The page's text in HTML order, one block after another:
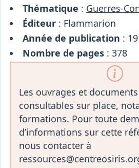
Thématique : Guerres-
Éditeur: Flammarion
Année de publication :
Nombre de pages: 378
Les ouvrages et
consultables sur place,
formations. Pour toute
d’informations sur cette
nous contacter à